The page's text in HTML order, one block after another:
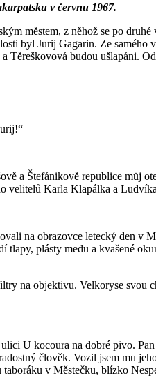
v červnu 1967.
městem, z něhož se po druhé
byl Jurij Gagarin. Ze samého
Těreškovová budou ušlapáni.
a Štefánikově republice můj
velitelů Karla Klapálka a
na obrazovce letecký den v
tlapy, plásty medu a kvašené
na objektivu. Velkoryse svou
U kocoura na dobré pivo.
člověk. Vozil jsem mu
v Městečku, blízko